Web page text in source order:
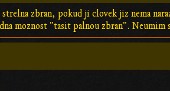
zbran, pokud ji clovek jiz nema
moznost "tasit palnou zbran". Neumim